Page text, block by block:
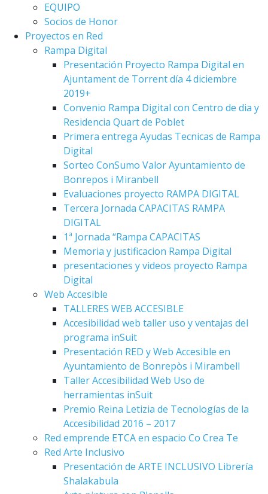
EQUIPO
Socios de Honor
Proyectos en Red
Rampa Digital
Presentación Proyecto Rampa Digital en
Ajuntament de Torrent día 4 diciembre
2019+
Convenio Rampa Digital con Centro de dia y
Residencia Quart de Poblet
Primera entrega Ayudas Tecnicas de Rampa
Digital
Sorteo ConSumo Valor Ayuntamiento de
Bonrepos i Miranbell
Evaluaciones proyecto RAMPA DIGITAL
Tercera Jornada CAPACITAS RAMPA
DIGITAL
1ª Jornada “Rampa CAPACITAS
Memoria y justificacion Rampa Digital
presentaciones y videos proyecto Rampa
Digital
Web Accesible
TALLERES WEB ACCESIBLE
Accesibilidad web taller uso y ventajas del
programa inSuit
Presentación RED y Web Accesible en
Ayuntamiento de Bonrepòs i Mirambell
Taller Accesibilidad Web Uso de
herramientas inSuit
Premio Reina Letizia de Tecnologías de la
Accesibilidad 2016 – 2017
Red emprende ETCA en espacio Co Crea Te
Red Arte Inclusivo
Presentación de ARTE INCLUSIVO Librería
Shalakabula